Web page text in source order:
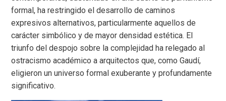
formal, ha restringido el desarrollo de caminos
expresivos alternativos, particularmente aquellos de
carácter simbólico y de mayor densidad estética. El
triunfo del despojo sobre la complejidad ha relegado al
ostracismo académico a arquitectos que, como Gaudí,
eligieron un universo formal exuberante y profundamente
significativo.